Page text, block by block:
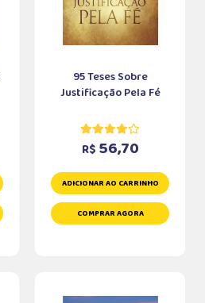
95 Teses Sobre
Justificação Pela Fé
R$ 56,70
ADICIONAR AO CARRINHO
COMPRAR AGORA